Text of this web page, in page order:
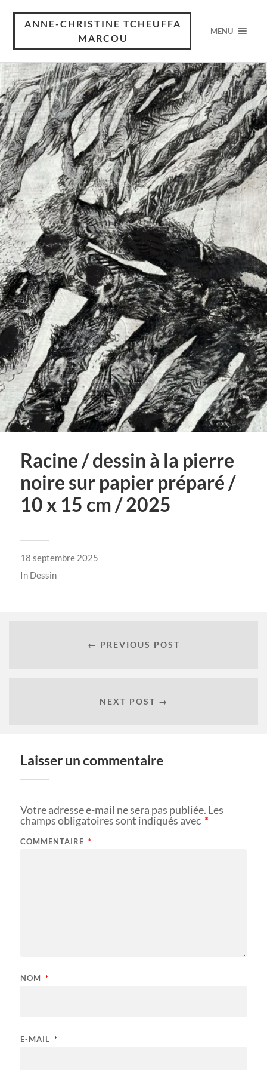
ANNE-CHRISTINE TCHEUFFA
MARCOU
MENU
Racine / dessin à la pierre
noire sur papier préparé /
10 x 15 cm / 2025
18 septembre 2025
In Dessin
← PREVIOUS POST
NEXT POST →
Laisser un commentaire
Votre adresse e-mail ne sera pas publiée. Les
champs obligatoires sont indiqués avec *
COMMENTAIRE *
NOM *
E-MAIL *